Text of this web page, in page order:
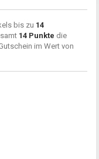
bis zu 14
14 Punkte die
im Wert von